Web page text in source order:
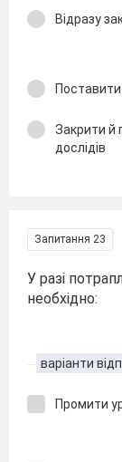
Відразу
Закрити й
дослідів
Запитання 23
У разі
необхідно:
варіанти
Промити